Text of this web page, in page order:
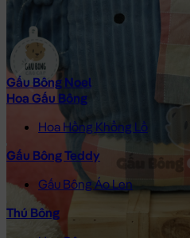
Gấu Bông Noel
Hoa Gấu Bông
Hoa Hồng Khổng Lồ
Gấu Bông Teddy
Gấu Bông Áo Len
Thú Bông